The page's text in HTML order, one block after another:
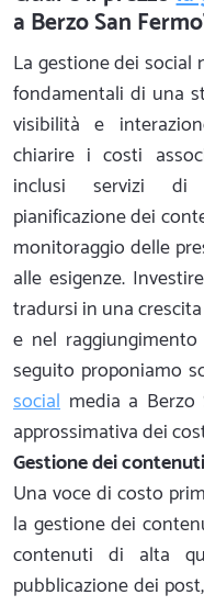
a Berzo San
La gestione dei social
fondamentali di una
visibilità e
chiarire i costi
inclusi servizi di
pianificazione dei
monitoraggio delle
alle esigenze.
tradursi in una
e nel
seguito proponiamo
social media a
approssimativa dei
Gestione dei contenuti
Una voce di costo
la gestione dei
contenuti di alta
pubblicazione dei